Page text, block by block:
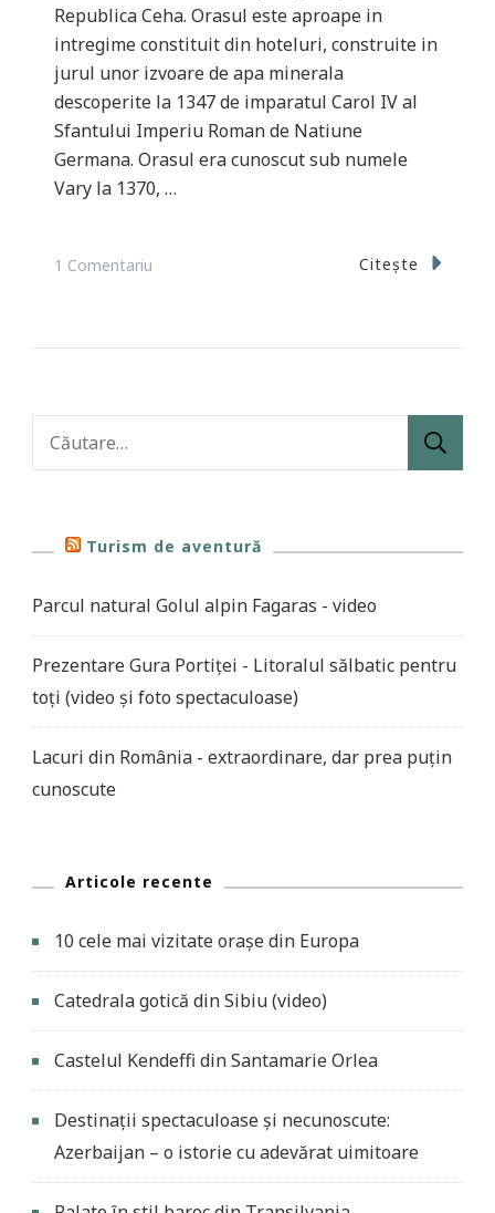
Republica Ceha. Orasul este aproape in
intregime constituit din hoteluri, construite in
jurul unor izvoare de apa minerala
descoperite la 1347 de imparatul Carol IV al
Sfantului Imperiu Roman de Natiune
Germana. Orasul era cunoscut sub numele
Vary la 1370, …
1 Comentariu Citește
Turism de aventură
Parcul natural Golul alpin Fagaras - video
Prezentare Gura Portiței - Litoralul sălbatic pentru
toți (video și foto spectaculoase)
Lacuri din România - extraordinare, dar prea puțin
cunoscute
Articole recente
10 cele mai vizitate orașe din Europa
Catedrala gotică din Sibiu (video)
Castelul Kendeffi din Santamarie Orlea
Destinații spectaculoase și necunoscute:
Azerbaijan – o istorie cu adevărat uimitoare